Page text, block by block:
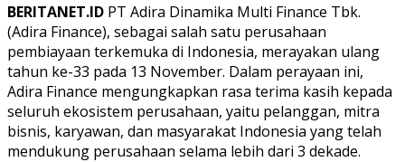
BERITANET.ID PT Adira Dinamika Multi Finance Tbk.
(Adira Finance), sebagai salah satu perusahaan
pembiayaan terkemuka di Indonesia, merayakan ulang
tahun ke-33 pada 13 November. Dalam perayaan ini,
Adira Finance mengungkapkan rasa terima kasih kepada
seluruh ekosistem perusahaan, yaitu pelanggan, mitra
bisnis, karyawan, dan masyarakat Indonesia yang telah
mendukung perusahaan selama lebih dari 3 dekade.